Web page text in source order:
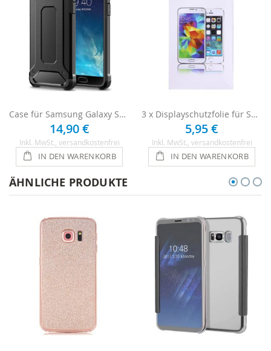
Case für Samsung Galaxy S7 - Schwarz
14,90 €
Inkl. MwSt. , versandkostenfrei
IN DEN WARENKORB
3 x Displayschutzfolie für Samsung Galaxy S7
5,95 €
Inkl. MwSt. , versandkostenfrei
IN DEN WARENKORB
ÄHNLICHE PRODUKTE